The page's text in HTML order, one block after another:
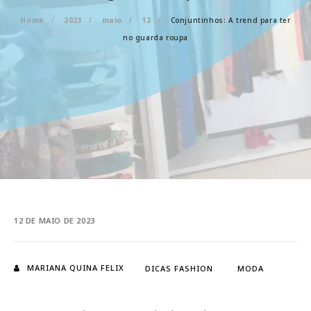
Home 2023 maio 12
Conjuntinhos: A trend para ter
no guarda roupa
12 DE MAIO DE 2023
MARIANA QUINA FELIX DICAS FASHION MODA